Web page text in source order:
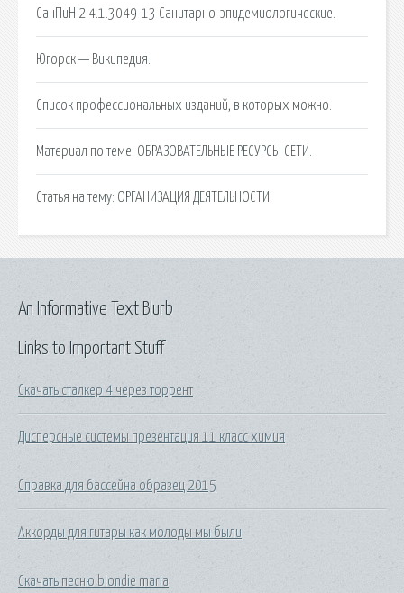
СанПиН 2.4.1.3049-13 Санитарно-эпидемиологические.
Югорск — Википедия.
Список профессиональных изданий, в которых можно.
Материал по теме: ОБРАЗОВАТЕЛЬНЫЕ РЕСУРСЫ СЕТИ.
Статья на тему: ОРГАНИЗАЦИЯ ДЕЯТЕЛЬНОСТИ.
Links to Important Stuff
Скачать сталкер 4 через торрент
Дисперсные системы презентация 11 класс химия
Справка для бассейна образец 2015
Аккорды для гитары как молоды мы были
Скачать песню blondie maria
An Informative Text Blurb